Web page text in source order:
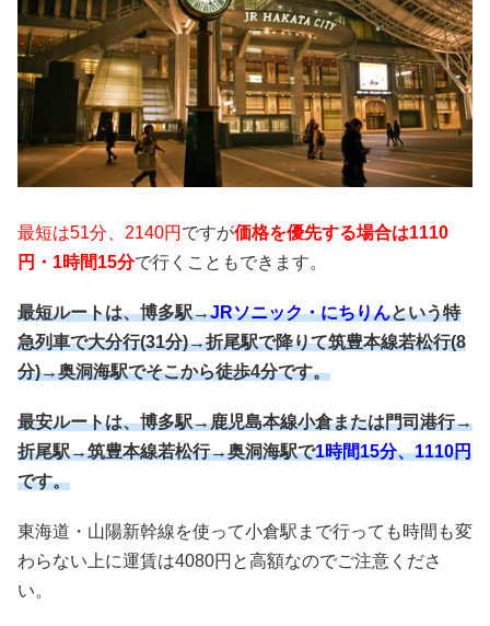
最短は51分、2140円 ですが価格を優先する場合は1110
円・1時間15分で行くこともできます。
最短ルートは、博多駅→JRソニック・にちりんという特
急列車で大分行(31分)→折尾駅で降りて筑豊本線若松行(8
分)→奥洞海駅でそこから徒歩4分です。
最安ルートは、博多駅→鹿児島本線小倉または門司港行→
折尾駅→筑豊本線若松行→奥洞海駅で1時間15分、1110円
です。
東海道・山陽新幹線を使って小倉駅まで行っても時間も変
わらない上に運賃は4080円と高額なのでご注意くださ
い。